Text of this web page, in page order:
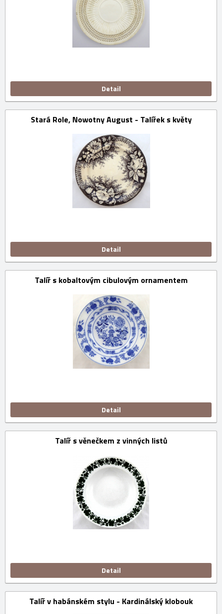
Detail
Stará Role, Nowotny August - Talířek s květy
Detail
Talíř s kobaltovým cibulovým ornamentem
Detail
Talíř s věnečkem z vinných listů
Detail
Talíř v habánském stylu - Kardinálský klobouk